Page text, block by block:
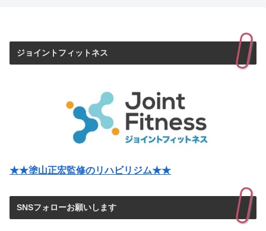
ジョイントフィットネス
★★塗山正宏監修のリハビリジム★★
SNSフォローお願いします